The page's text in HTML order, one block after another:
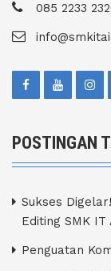
085 2233
POSTINGAN
Sukses
Editing SMK
Penguatan